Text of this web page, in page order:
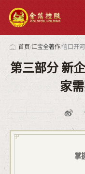
首页/江宝全著作/信口开
第三部分 新
家
掌